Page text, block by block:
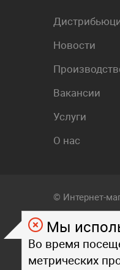
Мы
Во время
метрических
Новости
Вакансии
Услуги
О нас
© Интернет-
Любой
на страницах
Любое